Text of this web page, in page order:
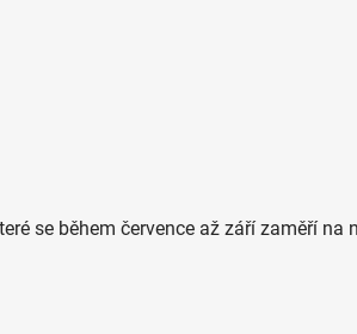
se během července až září zaměří na